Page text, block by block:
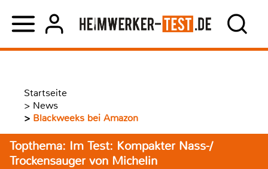
Startseite
> News
> Blackweeks bei Amazon
Topthema: Im Test: Kompakter Nass-/
Trockensauger von Michelin